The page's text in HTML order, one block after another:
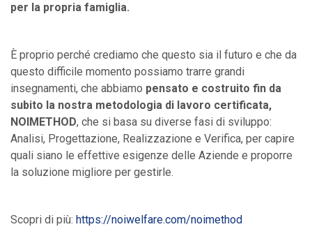
per la propria famiglia.
È proprio perché crediamo che questo sia il futuro e che da
questo difficile momento possiamo trarre grandi
insegnamenti, che abbiamo pensato e costruito fin da
subito la nostra metodologia di lavoro certificata,
NOIMETHOD, che si basa su diverse fasi di sviluppo:
Analisi, Progettazione, Realizzazione e Verifica, per capire
quali siano le effettive esigenze delle Aziende e proporre
la soluzione migliore per gestirle.
Scopri di più: https://noiwelfare.com/noimethod